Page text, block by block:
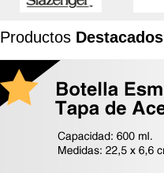
Productos Destacados